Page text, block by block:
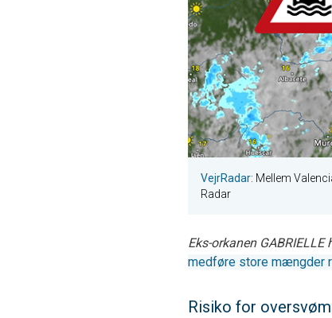
VejrRadar: Mellem
Radar
Eks-orkanen
medføre store mængder
Risiko for